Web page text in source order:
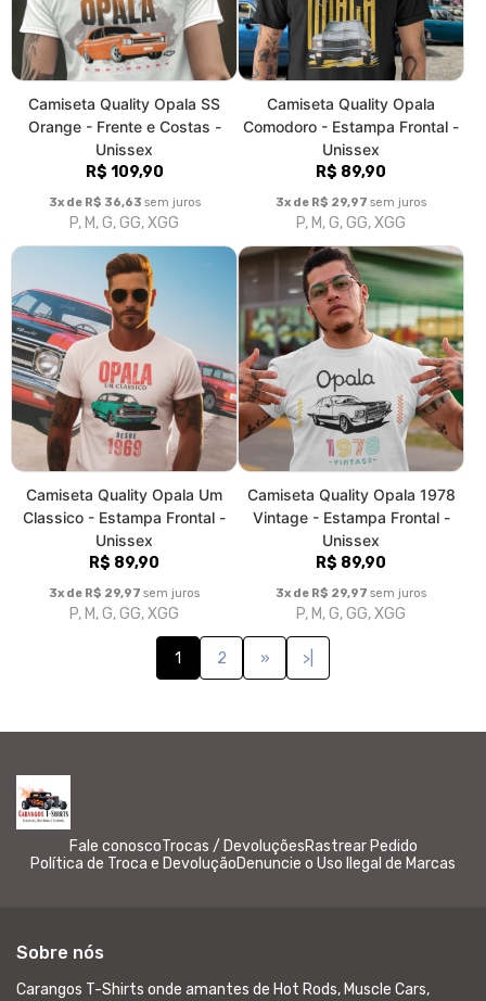
Camiseta Quality Opala Um
Classico - Estampa Frontal -
Unissex
R$ 89,90
3x de R$ 29,97 sem juros
P, M, G, GG, XGG
Camiseta Quality Opala 1978
Vintage - Estampa Frontal -
Unissex
R$ 89,90
3x de R$ 29,97 sem juros
P, M, G, GG, XGG
1 2 » >|
Fale conoscoTrocas / DevoluçõesRastrear Pedido
carros antigos e do estilo Kustom Kulture, encontram camisetas
que aceleram o coração e expressam sua identidade. Vista o
estilo Kustom agora!
© Dados do vendedor: CPF 022.949.228-24